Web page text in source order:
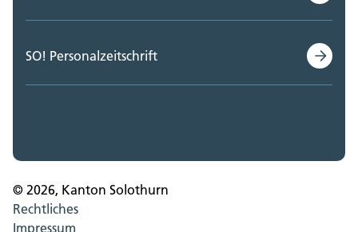
SO! Personalzeitschrift
© 2026, Kanton Solothurn
Rechtliches
Impressum